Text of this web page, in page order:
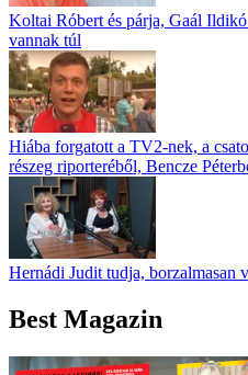
Koltai Róbert és párja, Gaál
vannak túl
Hiába forgatott a TV2-nek, a
részeg riporteréből, Bencze
Hernádi Judit tudja, borzalmasan
Best Magazin